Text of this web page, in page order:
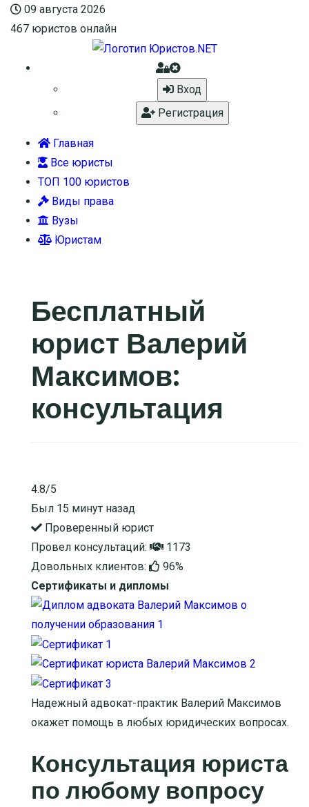
09 августа 2026
467 юристов онлайн
Вход
Регистрация
Главная
Все юристы
ТОП 100 юристов
Виды права
Вузы
Юристам
Бесплатный
юрист Валерий
Максимов:
консультация
4.8/5
Был 15 минут назад
Проверенный юрист
Провел консультаций:
1173
Довольных клиентов:
96%
Сертификаты и дипломы
Надежный адвокат-практик Валерий Максимов
окажет помощь в любых юридических вопросах.
Консультация юриста
по любому вопросу